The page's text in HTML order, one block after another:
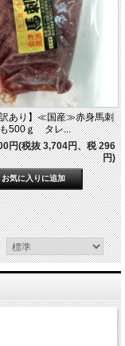
あり】≪国産≫赤身馬刺
500ｇ タレ...
円(税抜 3,704円、税 296
円)